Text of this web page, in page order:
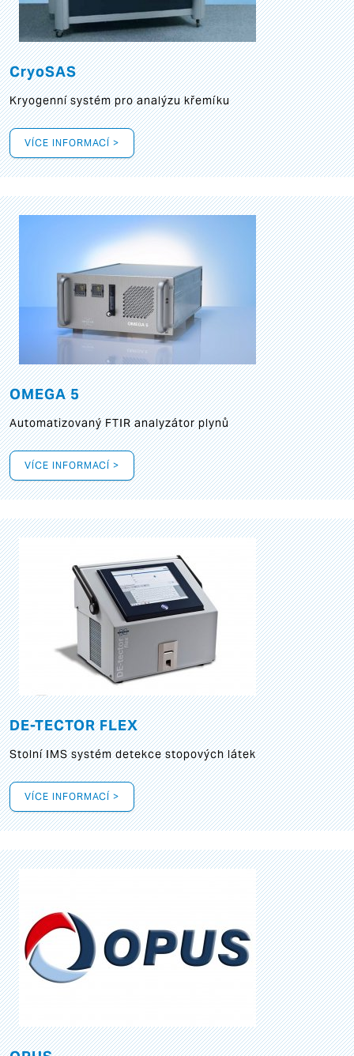
CryoSAS
Kryogenní systém pro analýzu křemíku
VÍCE INFORMACÍ >
OMEGA 5
Automatizovaný FTIR analyzátor plynů
VÍCE INFORMACÍ >
DE-TECTOR FLEX
Stolní IMS systém detekce stopových látek
VÍCE INFORMACÍ >